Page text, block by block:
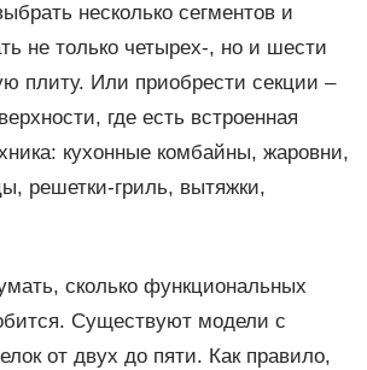
несколько сегментов и
не только четырех-, но и шести
плиту. Или приобрести секции –
где есть встроенная
кухонные комбайны, жаровни,
решетки-гриль, вытяжки,
сколько функциональных
Существуют модели с
от двух до пяти. Как правило,